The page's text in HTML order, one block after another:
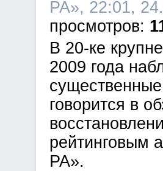
РА», 22:01,
В 20-ке
2009 года
говорится в
рейтинговым
РА».